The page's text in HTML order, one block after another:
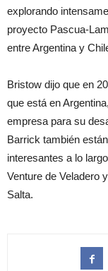
explorando
proyecto Pascua-
entre Argentina y
Bristow dijo que en
que está en
empresa para su
Barrick también
interesantes a lo
Venture de Veladero
Salta.